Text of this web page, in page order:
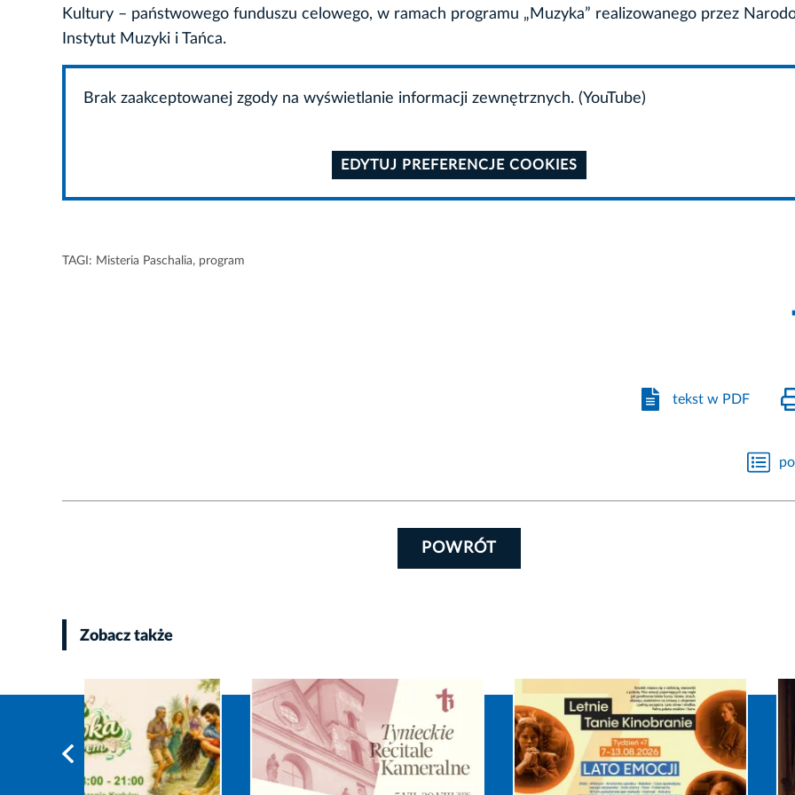
Kultury – państwowego funduszu celowego, w ramach programu „Muzyka” realizowanego przez
Instytut Muzyki i Tańca.
Brak zaakceptowanej zgody na wyświetlanie informacji zewnętrznych. (YouTube)
EDYTUJ PREFERENCJE COOKIES
TAGI: Misteria Paschalia, program
tekst w PDF
POWRÓT
Zobacz także